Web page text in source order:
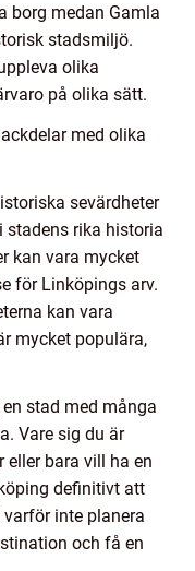
borg medan Gamla
stadsmiljö.
olika
på olika sätt.
med olika
sevärdheter
stadens rika historia
kan vara mycket
för Linköpings arv.
kan vara
mycket populära,
stad med många
Vare sig du är
eller bara vill ha en
definitivt att
inte planera
och få en